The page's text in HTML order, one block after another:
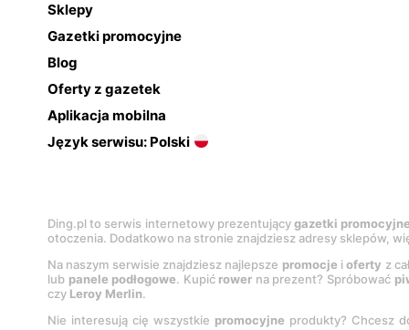
Sklepy
Gazetki promocyjne
Blog
Oferty z gazetek
Aplikacja mobilna
Język serwisu: Polski
Ding.pl to serwis internetowy prezentującygazetki promocyjne
otoczenia. Dodatkowo na stronie znajdziesz adresy sklepów,
Na naszym serwisie znajdziesz najlepsze promocje ioferty z
lub panele podłogowe. Kupić rower na prezent? Spróbować
czy Leroy Merlin.
Nie interesują cię wszystkie promocyjne produkty? Chcesz